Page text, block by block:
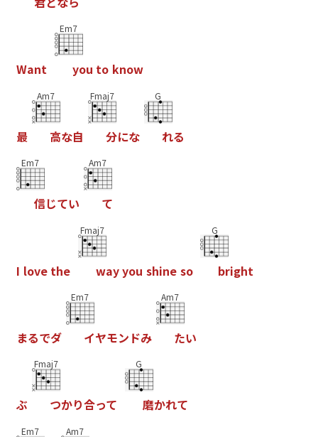
Want
Em7
you to know
最
Am7
高な自
Fmaj7
分にな
G
れる
Em7
信じてい
Am7
て
I love the
Fmaj7
wayyou shine so
G
bright
まるでダ
Em7
イヤモン ドみ
Am7
たい
ぶ
Fmaj7
つかり合って
G
磨かれて
Em7 Am7